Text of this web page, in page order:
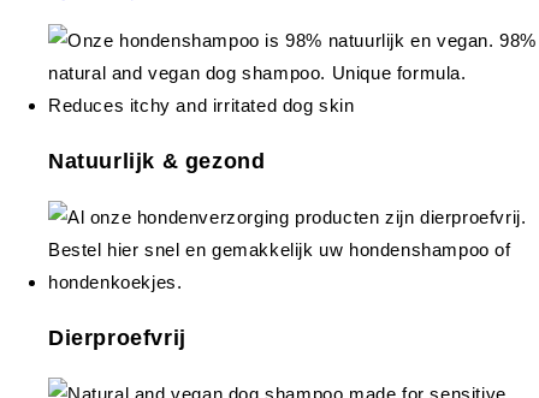
Natuurlijk & gezond
Dierproefvrij